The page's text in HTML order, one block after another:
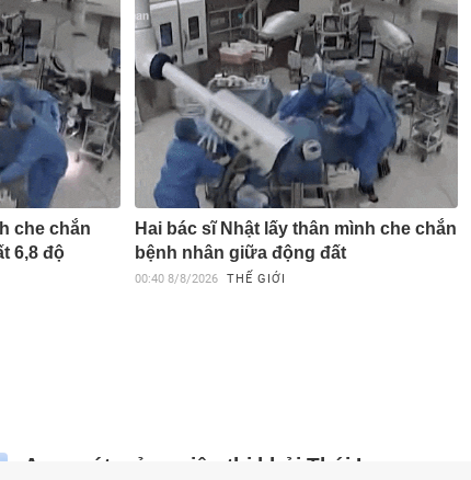
che chắn
6,8 độ
Hai bác sĩ Nhật lấy thân mình che chắn
bệnh nhân giữa động đất
00:40 8/8/2026 THẾ GIỚI
Aeon rút mảng siêu thị khỏi Thái Lan,